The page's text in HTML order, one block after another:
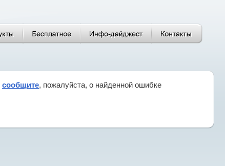
сообщите, пожалуйста, о найденной ошибке